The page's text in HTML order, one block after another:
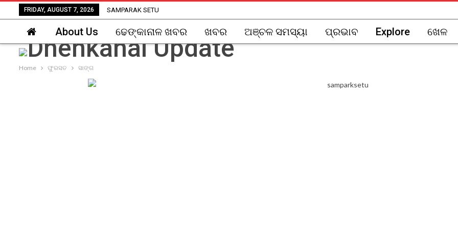
FRIDAY, AUGUST 7, 2026 SAMPARAK SETU
About Us ଢେଙ୍କାନାଳ ଖବର ଖବର ଅଞ୍ଚଳ ସମସ୍ୟା ପ୍ରଭାବ Explore ଖେଳ
Home ଫୁରସତ ସାଙ୍ଗ